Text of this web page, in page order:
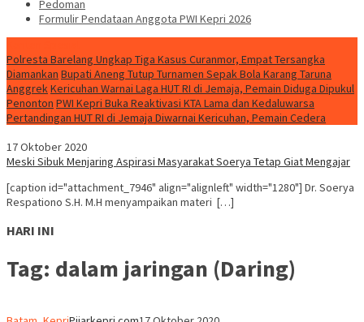
Pedoman
Formulir Pendataan Anggota PWI Kepri 2026
Polresta Barelang Ungkap Tiga Kasus Curanmor, Empat Tersangka
Diamankan Bupati Aneng Tutup Turnamen Sepak Bola Karang Taruna
AnggrekKericuhan Warnai Laga HUT RI di Jemaja, Pemain Diduga Dipukul
Penonton PWI Kepri Buka Reaktivasi KTA Lama dan Kedaluwarsa
Pertandingan HUT RI di Jemaja Diwarnai Kericuhan, Pemain Cedera
17 Oktober 2020
Meski Sibuk Menjaring Aspirasi Masyarakat Soerya Tetap Giat Mengajar
[caption id="attachment_7946" align="alignleft" width="1280"] Dr. Soerya
Respationo S.H. M.H menyampaikan materi […]
HARI INI
Tag: dalam jaringan (Daring)